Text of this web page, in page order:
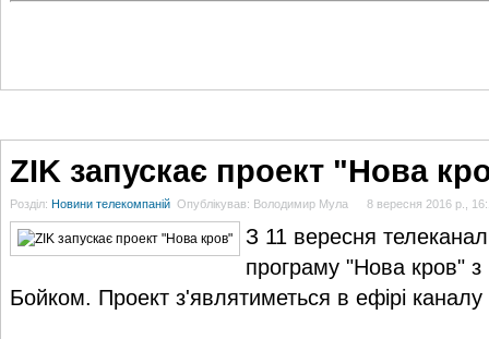
ZIK запускає проект "Нова
Розділ: Новини телекомпаній Опублікував: Володимир Мула 8 вересня 2016 р.,
З 11 вересня
програму "Нова кров"
Бойком. Проект з'являтиметься в ефірі